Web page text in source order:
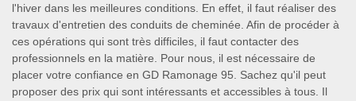
l'hiver dans les meilleures conditions. En effet, il faut réaliser des
travaux d'entretien des conduits de cheminée. Afin de procéder à
ces opérations qui sont très difficiles, il faut contacter des
professionnels en la matière. Pour nous, il est nécessaire de
placer votre confiance en GD Ramonage 95. Sachez qu'il peut
proposer des prix qui sont intéressants et accessibles à tous. Il